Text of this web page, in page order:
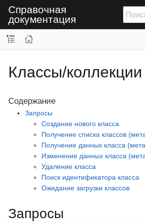
Справочная
документация
Классы/
Содержание
Запросы
Создание нового класса
Получение списка классов
Получение данных класса
Изменение данных класса
Удаление класса
Поиск идентификатора класса
Ожидание загрузки классов
Запросы